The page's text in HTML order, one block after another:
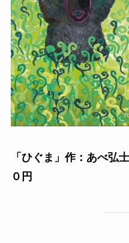
「ひぐま」作：あべ
０円